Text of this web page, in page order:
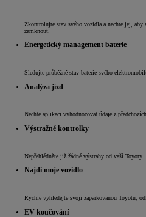
Zkontrolujte stav svého vozidla a nechte jej, aby
zamknout.
Energetický management baterie
Sledujte průběžně stav baterie svého
Analýza jízd
Nechte aplikaci vyhodnocovat údaje z
Výstražné kontrolky
Nepřehlédněte již žádné výstrahy od vaší Toyoty.
Najdi moje vozidlo
Rychle vyhledejte svoji zaparkovanou Toyotu,
EV koučování